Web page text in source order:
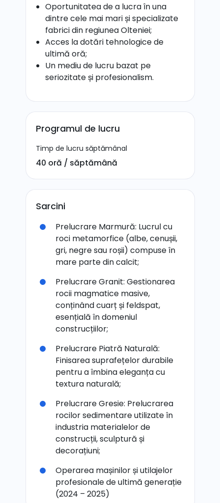
Oportunitatea de a lucra în una
dintre cele mai mari și specializate
fabrici din regiunea Olteniei;
Acces la dotări tehnologice de
ultimă oră;
Un mediu de lucru bazat pe
seriozitate și profesionalism.
Programul de lucru
Timp de lucru săptămânal
40 oră / săptămână
Sarcini
Prelucrare Marmură: Lucrul cu
roci metamorfice (albe, cenușii,
gri, negre sau roșii) compuse în
mare parte din calcit;
Prelucrare Granit: Gestionarea
rocii magmatice masive,
conținând cuarț și feldspat,
esențială în domeniul
construcțiilor;
Prelucrare Piatră Naturală:
Finisarea suprafețelor durabile
pentru a îmbina eleganța cu
textura naturală;
Prelucrare Gresie: Prelucrarea
rocilor sedimentare utilizate în
industria materialelor de
construcții, sculptură și
decorațiuni;
Operarea mașinilor și utilajelor
profesionale de ultimă generație
(2024 – 2025)